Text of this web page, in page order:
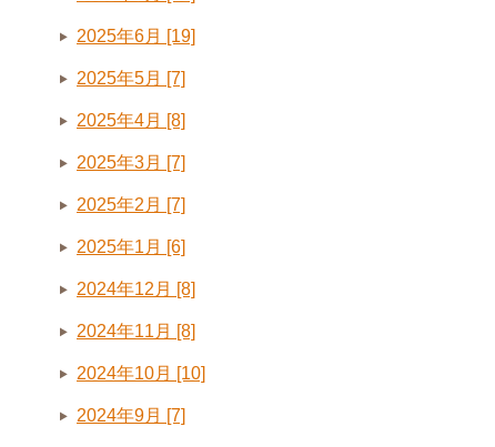
2025年6月 [19]
2025年5月 [7]
2025年4月 [8]
2025年3月 [7]
2025年2月 [7]
2025年1月 [6]
2024年12月 [8]
2024年11月 [8]
2024年10月 [10]
2024年9月 [7]